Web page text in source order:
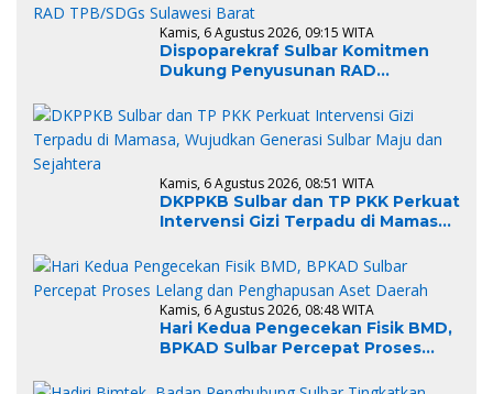
Kamis, 6 Agustus 2026, 09:15 WITA
Dispoparekraf Sulbar Komitmen
Dukung Penyusunan RAD
Kamis, 6 Agustus 2026, 08:51 WITA
DKPPKB Sulbar dan TP PKK Perkuat
Intervensi Gizi Terpadu di Mamasa,
dan Sejahtera
Kamis, 6 Agustus 2026, 08:48 WITA
Hari Kedua Pengecekan Fisik BMD,
BPKAD Sulbar Percepat Proses
Daerah